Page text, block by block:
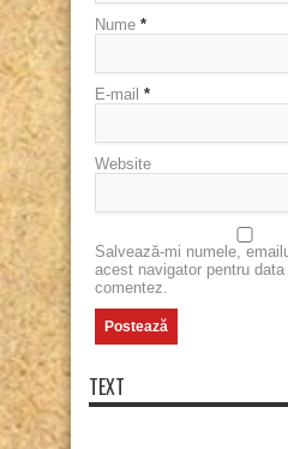
Nume *
E-mail *
Website
Salvează-mi numele,
acest navigator pentru
comentez.
TEXT